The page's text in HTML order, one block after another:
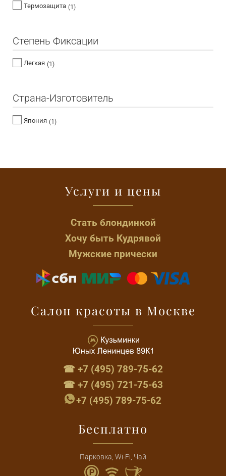
Термозащита (1)
Степень Фиксации
Легкая (1)
Страна-Изготовитель
Япония (1)
Услуги и цены
Стать блондинкой
Хочу быть Кудрявой
Мужские прически
Салон красоты в Москве
☎ +7 (495) 789-75-62
☎ +7 (495) 721-75-63
+7 (495) 789-75-62
Бесплатно
Парковка, Wi-Fi, Чай